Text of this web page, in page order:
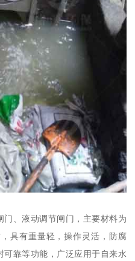
、液动调节闸门，主要材料为
具有重量轻，操作灵活，防腐
靠等功能，广泛应用于自来水